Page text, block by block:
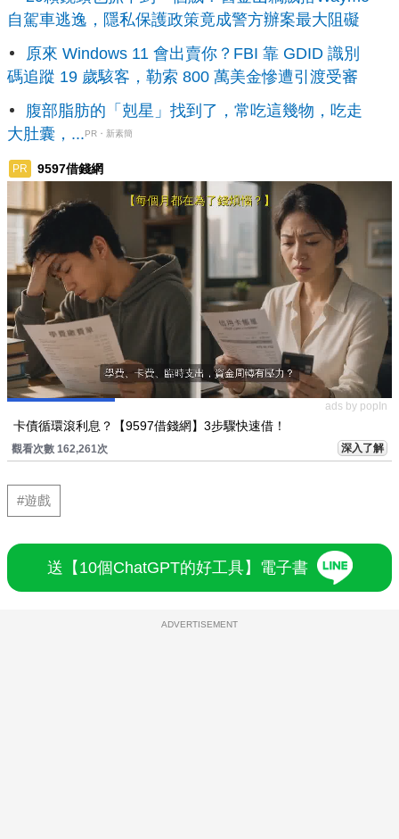
自駕車逃逸，隱私保護政策竟成警方辦案最大阻礙
原來 Windows 11 會出賣你？FBI 靠 GDID 識別
碼追蹤 19 歲駭客，勒索 800 萬美金慘遭引渡受審
腹部脂肪的「剋星」找到了，常吃這幾物，吃走
大肚囊，...PR・新素簡
PR 9597借錢網
ads by popIn
卡債循環滾利息？【9597借錢網】3步驟快速借！
觀看次數 162,261次 深入了解
#遊戲
送【10個ChatGPT的好工具】電子書
ADVERTISEMENT